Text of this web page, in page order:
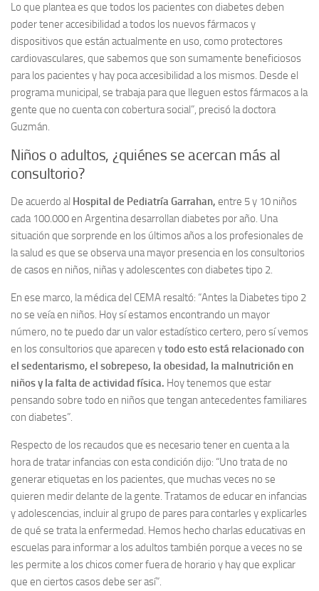
Lo que plantea es que todos los pacientes con diabetes deben
poder tener accesibilidad a todos los nuevos fármacos y
dispositivos que están actualmente en uso, como protectores
cardiovasculares, que sabemos que son sumamente beneficiosos
para los pacientes y hay poca accesibilidad a los mismos. Desde el
programa municipal, se trabaja para que lleguen estos fármacos a la
gente que no cuenta con cobertura social”, precisó la doctora
Guzmán.
Niños o adultos, ¿quiénes se acercan más al
consultorio?
De acuerdo al Hospital de Pediatría Garrahan, entre 5 y 10 niños
cada 100.000 en Argentina desarrollan diabetes por año. Una
situación que sorprende en los últimos años a los profesionales de
la salud es que se observa una mayor presencia en los consultorios
de casos en niños, niñas y adolescentes con diabetes tipo 2.
En ese marco, la médica del CEMA resaltó: “Antes la Diabetes tipo 2
no se veía en niños. Hoy sí estamos encontrando un mayor
número, no te puedo dar un valor estadístico certero, pero sí vemos
en los consultorios que aparecen ytodo esto está relacionado con
el sedentarismo, el sobrepeso, la obesidad, la malnutrición en
niños y la falta de actividad física. Hoy tenemos que estar
pensando sobre todo en niños que tengan antecedentes familiares
con diabetes”.
Respecto de los recaudos que es necesario tener en cuenta a la
hora de tratar infancias con esta condición dijo: “Uno trata de no
generar etiquetas en los pacientes, que muchas veces no se
quieren medir delante de la gente. Tratamos de educar en infancias
y adolescencias, incluir al grupo de pares para contarles y explicarles
de qué se trata la enfermedad. Hemos hecho charlas educativas en
escuelas para informar a los adultos también porque a veces no se
les permite a los chicos comer fuera de horario y hay que explicar
que en ciertos casos debe ser así”.